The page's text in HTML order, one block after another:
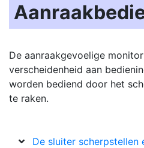
De aanraakgevoelige monitor
verscheidenheid aan
worden bediend door het
te raken.
De sluiter scherpstellen